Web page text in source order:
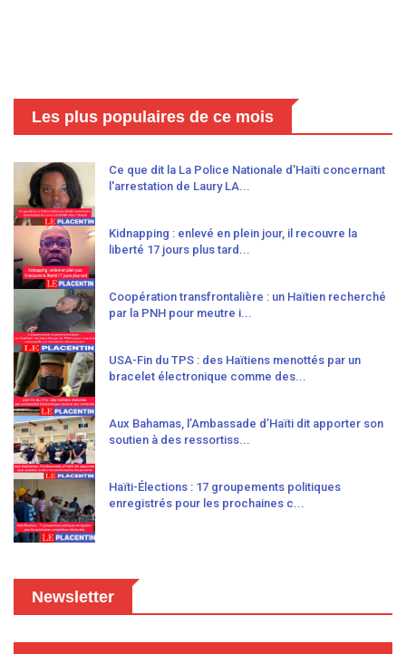
Les plus populaires de ce mois
Ce que dit la La Police Nationale d'Haïti concernant
l'arrestation de Laury LA...
Kidnapping : enlevé en plein jour, il recouvre la
liberté 17 jours plus tard...
Coopération transfrontalière : un Haïtien recherché
par la PNH pour meutre i...
USA-Fin du TPS : des Haïtiens menottés par un
bracelet électronique comme des...
Aux Bahamas, l’Ambassade d’Haïti dit apporter son
soutien à des ressortiss...
Haïti-Élections : 17 groupements politiques
enregistrés pour les prochaines c...
Newsletter